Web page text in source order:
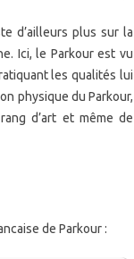
d’ailleurs plus sur la
Ici, le Parkour est vu
les qualités lui
physique du Parkour,
d’art et même de
de Parkour :